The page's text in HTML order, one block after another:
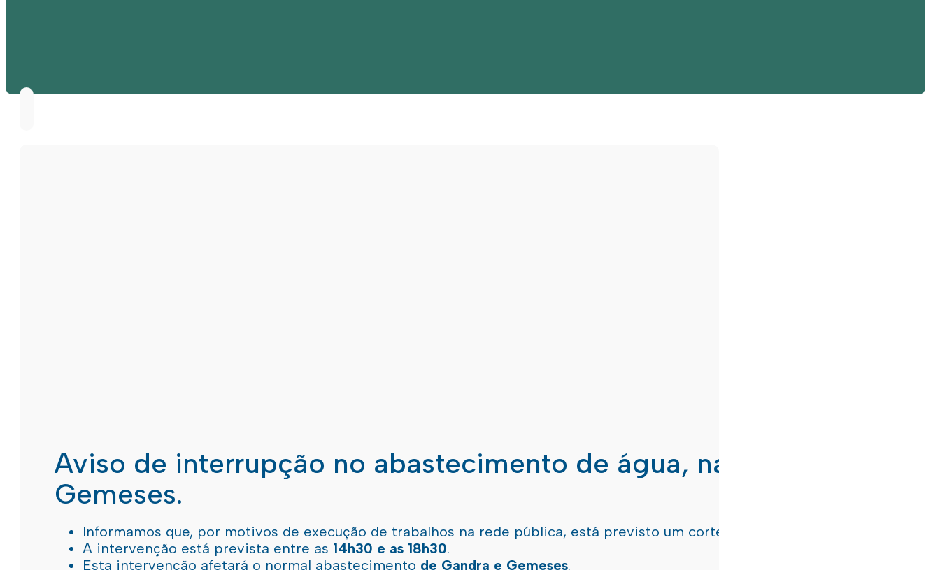
Aviso de interrupção no abastecimento de água, nas freguesias de
Gemeses.
Informamos que, por motivos de execução de trabalhos na rede pública, está previsto um corte de água
A intervenção está prevista entre as 14h30 e as 18h30.
Esta intervenção afetará o normal abastecimento de Gandra e Gemeses.